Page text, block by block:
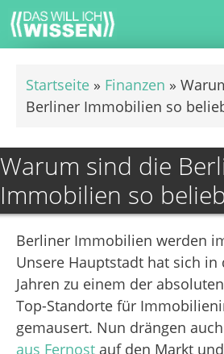
Zum
Inhalt
springen
Startseite » Finanzen »
Berliner Immobilien so
Warum sind die
Immobilien so
Berliner Immobilien werden
Unsere Hauptstadt hat sich in
Jahren zu einem der
Top-Standorte für
gemausert. Nun drängen
aus Fernost auf den Markt